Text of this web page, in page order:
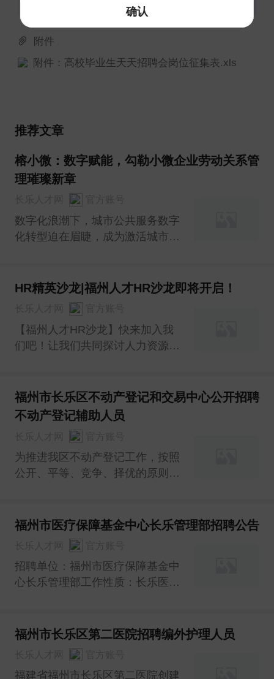
附件
附件：高校毕业生天天招聘会岗位征集表.xls
推荐文章
榕小微：数字赋能，勾勒小微企业劳动关系管
理璀璨新章
数字化浪潮下，城市公共服务数字
化转型迫在眉睫，成为激活城市发
业劳动关系事务托管服务试点为切
台，开启小微企业劳动关系管理变
革新篇。
HR精英沙龙|福州人才HR沙龙即将开启！
【福州人才HR沙龙】快来加入我
们吧！让我们共同探讨人力资源管
福州市长乐区不动产登记和交易中心公开招聘
不动产登记辅助人员
为推进我区不动产登记工作，按照
公开、平等、竞争、择优的原则，
员，现将有关事项公告如下：
福州市医疗保障基金中心长乐管理部招聘公告
招聘单位：福州市医疗保障基金中
心长乐管理部工作性质：长乐医保
场长乐区政务服务中心岗位要求：
不限年龄要求：35周岁以下专业要
福州市长乐区第二医院招聘编外护理人员
福建省福州市长乐区第二医院创建
确认